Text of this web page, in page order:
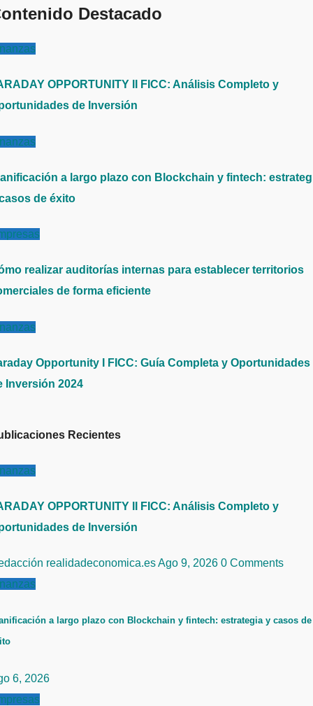
Destacado
OPPORTUNITY II FICC: Análisis Completo y
de Inversión
a largo plazo con Blockchain y fintech:
de éxito
realizar auditorías internas para establecer territorios
de forma eficiente
Opportunity I FICC: Guía Completa y Oportunidades
Inversión 2024
Recientes
OPPORTUNITY II FICC: Análisis Completo y
de Inversión
realidadeconomica.esAgo 9, 2026 0 Comments
a largo plazo con Blockchain y fintech: estrategia y casos de
6, 2026